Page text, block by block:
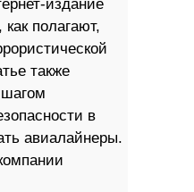
издание
полагают,
также
шагом
в
авиалайнеры.